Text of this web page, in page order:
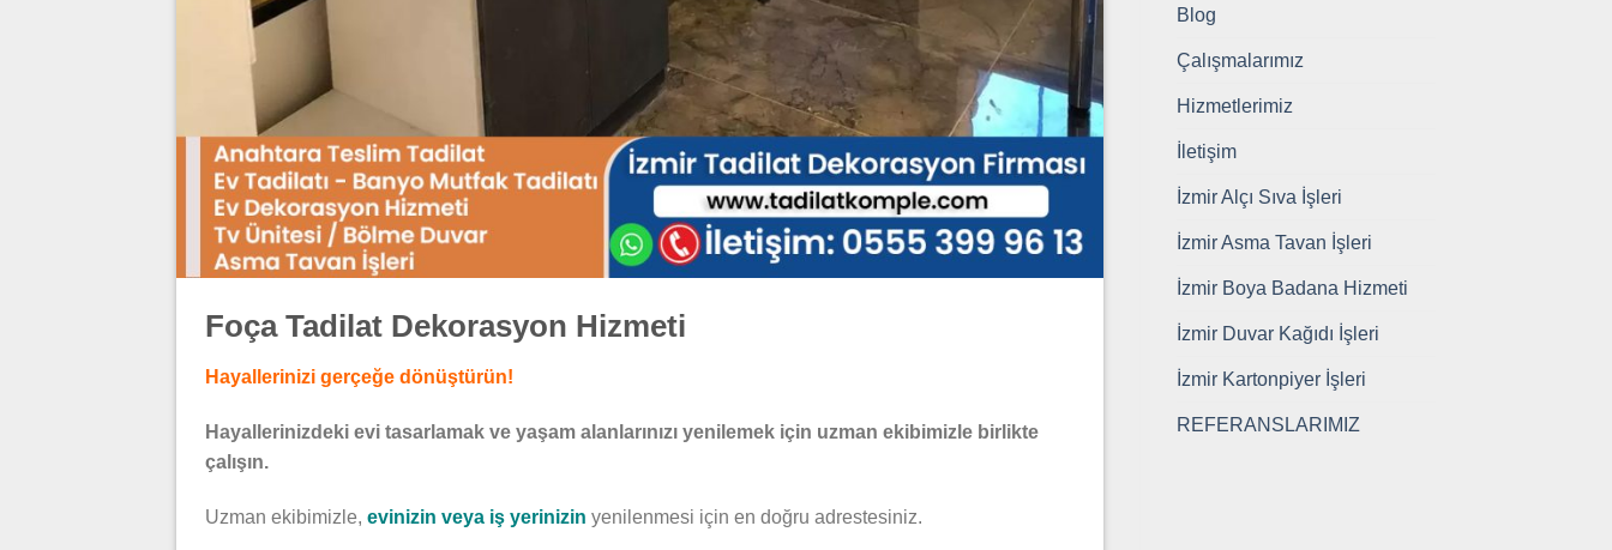
Foça Tadilat Dekorasyon Hizmeti
Hayallerinizi gerçeğe dönüştürün!
Hayallerinizdeki evi tasarlamak ve yaşam alanlarınızı yenilemek için uzman ekibimizle birlikte
çalışın.
Uzman ekibimizle, evinizin veya iş yerinizin yenilenmesi için en doğru adrestesiniz.
Blog
Çalışmalarımız
Hizmetlerimiz
İletişim
İzmir Alçı Sıva İşleri
İzmir Asma Tavan İşleri
İzmir Boya Badana Hizmeti
İzmir Duvar Kağıdı İşleri
İzmir Kartonpiyer İşleri
REFERANSLARIMIZ